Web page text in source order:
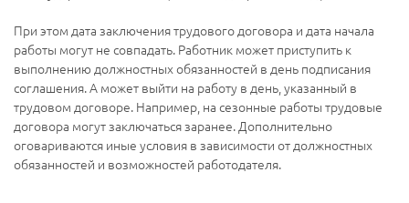
При этом дата заключения трудового договора и дата начала
работы могут не совпадать. Работник может приступить к
выполнению должностных обязанностей в день подписания
соглашения. А может выйти на работу в день, указанный в
трудовом договоре. Например, на сезонные работы трудовые
договора могут заключаться заранее. Дополнительно
оговариваются иные условия в зависимости от должностных
обязанностей и возможностей работодателя.